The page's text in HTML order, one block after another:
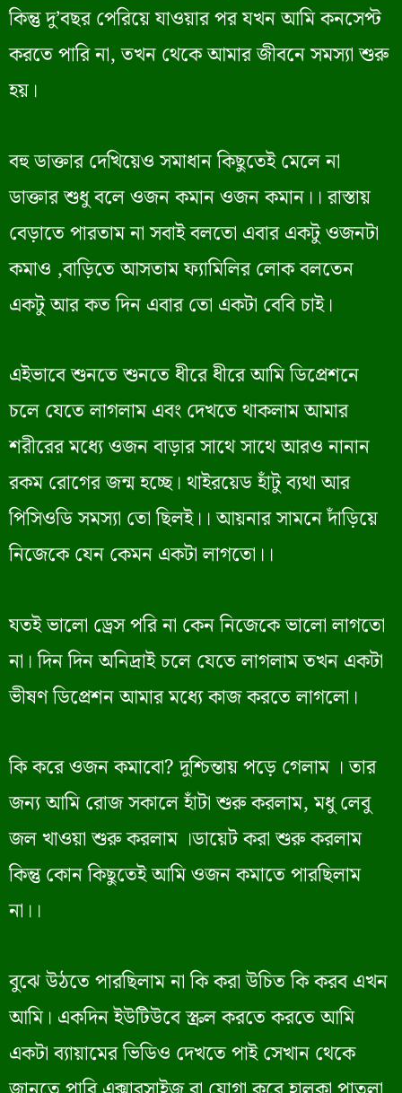
কিন্তু দু’বছর পেরিয়ে যাওয়ার পর যখন আমি কনসেপ্ট
করতে পারি না, তখন থেকে আমার জীবনে সমস্যা শুরু
হয়।
বহু ডাক্তার দেখিয়েও সমাধান কিছুতেই মেলে না
ডাক্তার শুধু বলে ওজন কমান ওজন কমান।। রাস্তায়
বেড়াতে পারতাম না সবাই বলতো এবার একটু ওজনটা
কমাও ,বাড়িতে আসতাম ফ্যামিলির লোক বলতেন
একটু আর কত দিন এবার তো একটা বেবি চাই।
এইভাবে শুনতে শুনতে ধীরে ধীরে আমি ডিপ্রেশনে
চলে যেতে লাগলাম এবং দেখতে থাকলাম আমার
শরীরের মধ্যে ওজন বাড়ার সাথে সাথে আরও নানান
রকম রোগের জন্ম হচ্ছে। থাইরয়েড হাঁটু ব্যথা আর
পিসিওডি সমস্যা তো ছিলই।। আয়নার সামনে দাঁড়িয়ে
নিজেকে যেন কেমন একটা লাগতো।।
যতই ভালো ড্রেস পরি না কেন নিজেকে ভালো লাগতো
না। দিন দিন অনিদ্রাই চলে যেতে লাগলাম তখন একটা
ভীষণ ডিপ্রেশন আমার মধ্যে কাজ করতে লাগলো।
কি করে ওজন কমাবো? দুশ্চিন্তায় পড়ে গেলাম । তার
জন্য আমি রোজ সকালে হাঁটা শুরু করলাম, মধু লেবু
জল খাওয়া শুরু করলাম ।ডায়েট করা শুরু করলাম
কিন্তু কোন কিছুতেই আমি ওজন কমাতে পারছিলাম
না।।
বুঝে উঠতে পারছিলাম না কি করা উচিত কি করব এখন
আমি। একদিন ইউটিউবে স্ক্রল করতে করতে আমি
একটা ব্যায়ামের ভিডিও দেখতে পাই সেখান থেকে